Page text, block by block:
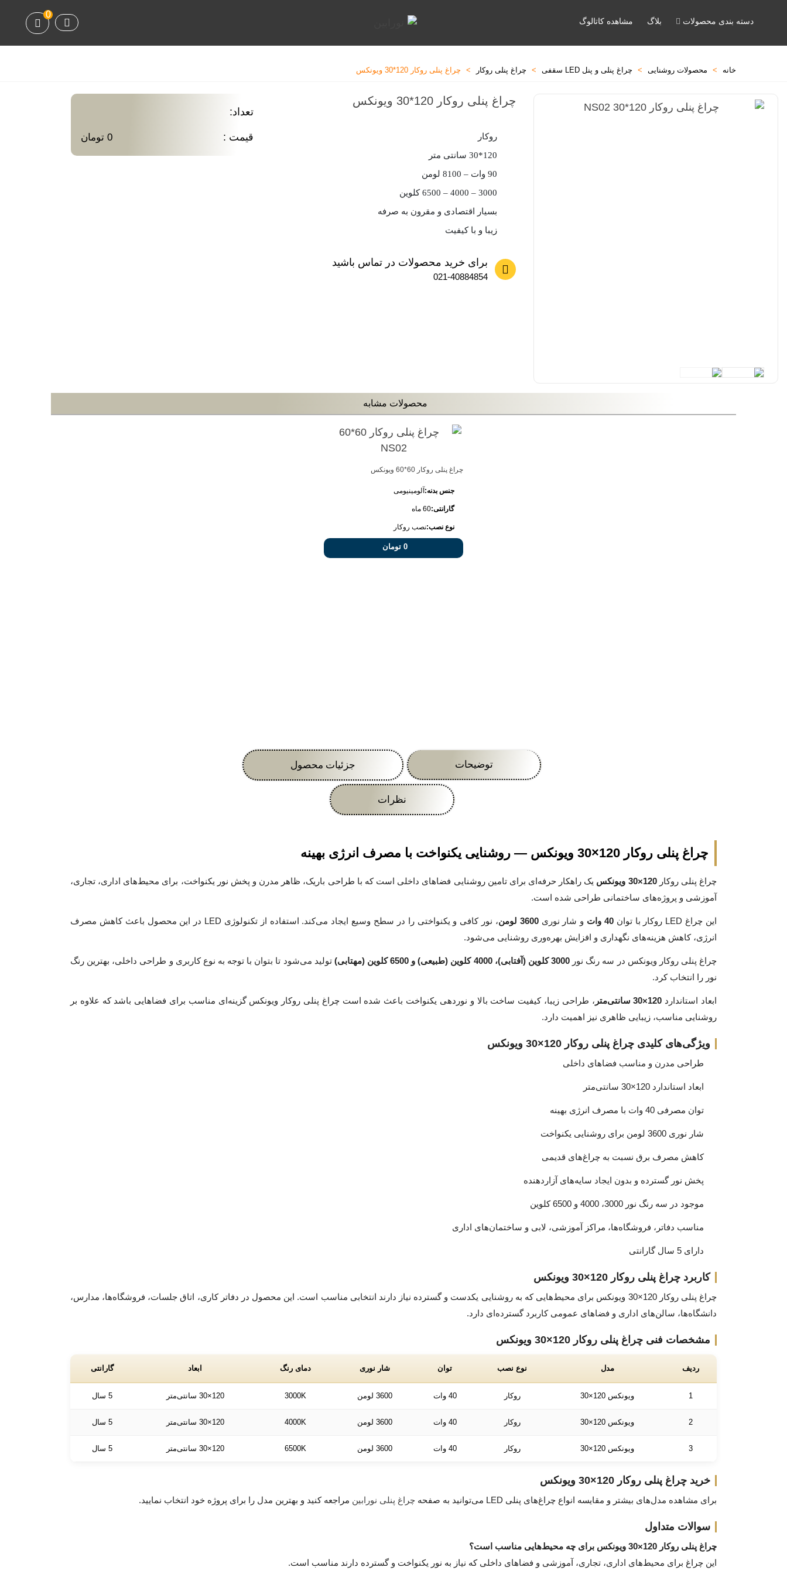
دسته بندی محصولات بلاگ مشاهده کاتالوگ
0
خانه > محصولات روشنایی > چراغ پنلی و پنل LED سقفی > چراغ پنلی روکار > چراغ پنلی روکار 120*30 ویونکس
چراغ پنلی روکار 120*30 ویونکس
روکار
120*30 سانتی متر
90 وات – 8100 لومن
3000 – 4000 – 6500 کلوین
بسیار اقتصادی و مقرون به صرفه
زیبا و با کیفیت
برای خرید محصولات در تماس باشید
021-40884854
تعداد:
قیمت : 0 تومان
محصولات مشابه
چراغ پنلی روکار 60*60 ویونکس
جنس بدنه: آلومینیومی
گارانتی:60 ماه
نوع نصب:نصب روکار
0 تومان
توضیحات جزئیات محصول
نظرات
چراغ پنلی روکار 120×30 ویونکس — روشنایی یکنواخت با مصرف انرژی بهینه
چراغ پنلی روکار120×30 ویونکس
یک راهکار حرفه‌ای برای تامین روشنایی فضاهای داخلی است که با طراحی باریک، ظاهر مدرن و پخش نور یکنواخت، برای محیط‌های اداری، تجاری،
آموزشی و پروژه‌های ساختمانی طراحی شده است.
این چراغ LED روکار با توان 40 وات و شار نوری3600 لومن
، نور کافی و یکنواختی را در سطح وسیع ایجاد می‌کند. استفاده از تکنولوژی LED در این محصول باعث کاهش مصرف
انرژی، کاهش هزینه‌های نگهداری و افزایش بهره‌وری روشنایی می‌شود.
چراغ پنلی روکار ویونکس در سه رنگ نور 3000 کلوین (آفتابی)، 4000 کلوین (طبیعی) و 6500 کلوین (مهتابی)
تولید می‌شود تا بتوان با توجه به نوع کاربری و طراحی داخلی، بهترین رنگ
نور را انتخاب کرد.
ابعاد استاندارد 120×30 سانتی‌متر
، طراحی زیبا، کیفیت ساخت بالا و نوردهی یکنواخت باعث شده است چراغ پنلی روکار ویونکس گزینه‌ای مناسب برای فضاهایی باشد که علاوه بر
روشنایی مناسب، زیبایی ظاهری نیز اهمیت دارد.
ویژگی‌های کلیدی چراغ پنلی روکار 120×30 ویونکس
طراحی مدرن و مناسب فضاهای داخلی
ابعاد استاندارد 120×30 سانتی‌متر
توان مصرفی 40 وات با مصرف انرژی بهینه
شار نوری 3600 لومن برای روشنایی یکنواخت
کاهش مصرف برق نسبت به چراغ‌های قدیمی
پخش نور گسترده و بدون ایجاد سایه‌های آزاردهنده
موجود در سه رنگ نور 3000، 4000 و 6500 کلوین
مناسب دفاتر، فروشگاه‌ها، مراکز آموزشی، لابی و ساختمان‌های اداری
دارای 5 سال گارانتی
کاربرد چراغ پنلی روکار 120×30 ویونکس
چراغ پنلی روکار 120×30 ویونکس برای محیط‌هایی که به روشنایی یکدست و گسترده نیاز دارند انتخابی مناسب است. این محصول در دفاتر کاری، اتاق جلسات، فروشگاه‌ها، مدارس،
دانشگاه‌ها، سالن‌های اداری و فضاهای عمومی کاربرد گسترده‌ای دارد.
مشخصات فنی چراغ پنلی روکار 120×30 ویونکس
ردیف مدل نوع نصب توان شار نوری دمای رنگ ابعاد گارانتی
1 ویونکس 120×30 روکار 40 وات 3600 لومن 3000K 120×30 سانتی‌متر 5 سال
2 ویونکس 120×30 روکار 40 وات 3600 لومن 4000K 120×30 سانتی‌متر 5 سال
3 ویونکس 120×30 روکار 40 وات 3600 لومن 6500K 120×30 سانتی‌متر 5 سال
خرید چراغ پنلی روکار 120×30 ویونکس
برای مشاهده مدل‌های بیشتر و مقایسه انواع چراغ‌های پنلی LED می‌توانید به صفحه چراغ پنلی نورابین مراجعه کنید و بهترین مدل را برای پروژه خود انتخاب نمایید.
سوالات متداول
چراغ پنلی روکار 120×30 ویونکس برای چه محیط‌هایی مناسب است؟
این چراغ برای محیط‌های اداری، تجاری، آموزشی و فضاهای داخلی که نیاز به نور یکنواخت و گسترده دارند مناسب است.